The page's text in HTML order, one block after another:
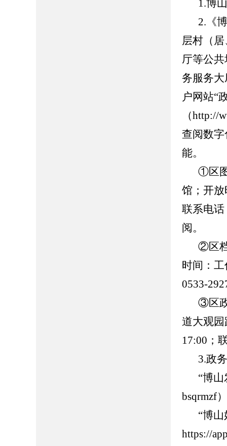
1.博
2.《
层村（
厅等公
务服务
户网站“
（http://
查阅数
能。
①区
馆；开
联系电话
阅。
②区
时间：
0533-
③区
道大观
17:00；
3.政
“博
bsqrmzf
“博
https://